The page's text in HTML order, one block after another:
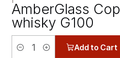
AmberGlass
whisky G100
Quantity
Add to Cart